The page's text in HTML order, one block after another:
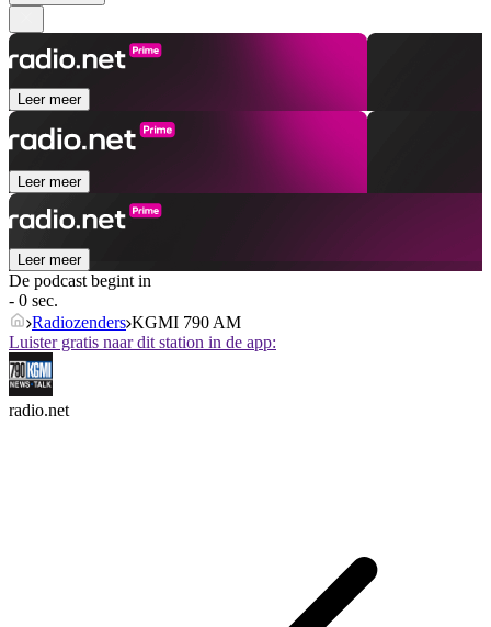
Leer meer
Leer meer
Leer meer
De podcast begint in
- 0 sec.
Radiozenders KGMI 790 AM
Luister gratis naar dit station in de app:
radio.net